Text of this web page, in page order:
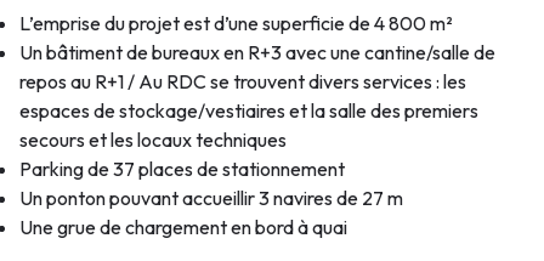
L’emprise du projet est d’une superficie de 4 800 m²
Un bâtiment de bureaux en R+3 avec une cantine/salle de
repos au R+1 / Au RDC se trouvent divers services : les
espaces de stockage/vestiaires et la salle des premiers
secours et les locaux techniques
Parking de 37 places de stationnement
Un ponton pouvant accueillir 3 navires de 27 m
Une grue de chargement en bord à quai